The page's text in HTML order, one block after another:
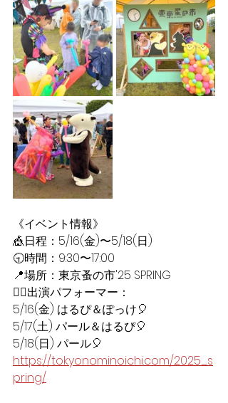
《イベント情報》
🎪日程：5/16(金)〜5/18(日)
🕤時間：9:30〜17:00
📍場所：東京蚤の市'25 SPRING
👯‍♀️出演パフォーマー：
5/16(金) はるぴ＆ぽっけ🎈
5/17(土) パール＆はるぴ🎈
5/18(日) パール🎈
https://tokyonominoichi.com/2025_s
pring/